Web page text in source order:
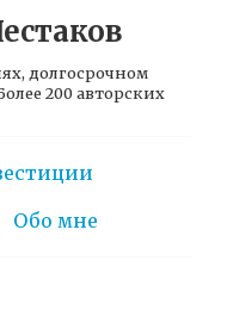
долгосрочном
200 авторских
Обо мне